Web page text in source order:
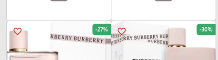
favorite_border -30%
favorite_border -27%